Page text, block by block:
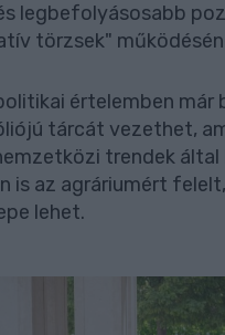
legbefolyásosabb
törzsek"
értelemben
tárcát vezethet,
trendek
is az agráriumért
lehet.